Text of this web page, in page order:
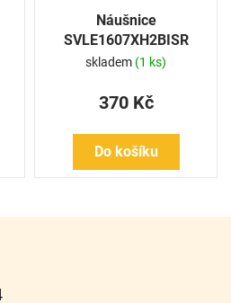
Náušnice
SVLE1607XH2BISR
skladem (1 ks)
370 Kč
Do košíku